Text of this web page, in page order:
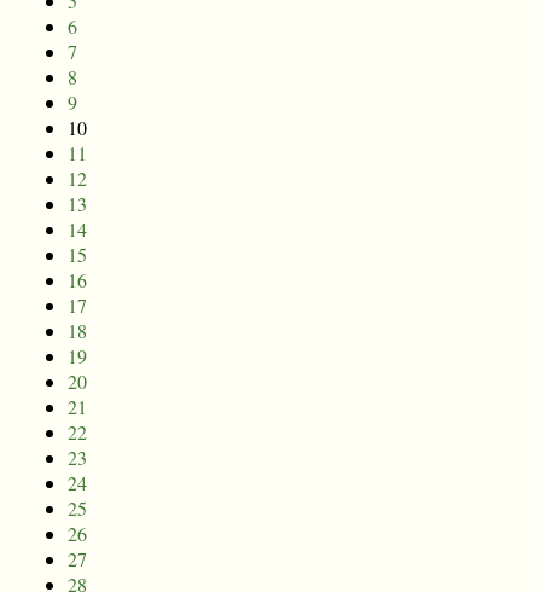
6
7
8
9
10
11
12
13
14
15
16
17
18
19
20
21
22
23
24
25
26
27
28